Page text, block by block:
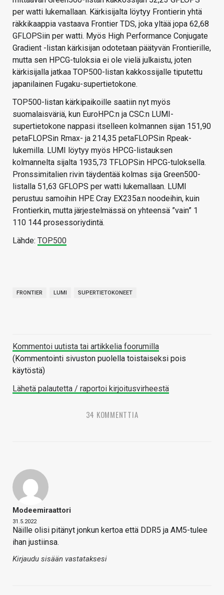
per watti lukemallaan. Kärkisijalta löytyy Frontierin yhtä
räkkikaappia vastaava Frontier TDS, joka yltää jopa 62,68
GFLOPSiin per watti. Myös High Performance Conjugate
Gradient -listan kärkisijan odotetaan päätyvän Frontierille,
mutta sen HPCG-tuloksia ei ole vielä julkaistu, joten
kärkisijalla jatkaa TOP500-listan kakkossijalle tiputettu
japanilainen Fugaku-supertietokone.
TOP500-listan kärkipaikoille saatiin nyt myös
suomalaisväriä, kun EuroHPC:n ja CSC:n LUMI-
supertietokone nappasi itselleen kolmannen sijan 151,90
petaFLOPSin Rmax- ja 214,35 petaFLOPSin Rpeak-
lukemilla. LUMI löytyy myös HPCG-listauksen
kolmannelta sijalta 1935,73 TFLOPSin HPCG-tuloksella.
Pronssimitalien rivin täydentää kolmas sija Green500-
listalla 51,63 GFLOPS per watti lukemallaan. LUMI
perustuu samoihin HPE Cray EX235a:n noodeihin, kuin
Frontierkin, mutta järjestelmässä on yhteensä ”vain” 1
110 144 prosessoriydintä.
Lähde: TOP500
FRONTIER LUMI SUPERTIETOKONEET
Kommentoi uutista tai artikkelia foorumilla
(Kommentointi sivuston puolella toistaiseksi pois
käytöstä)
Lähetä palautetta / raportoi kirjoitusvirheestä
34 KOMMENTTIA
Modeemiraattori
31.5.2022
Näille olisi pitänyt jonkun kertoa että DDR5 ja AM5-tulee
ihan justiinsa.
Kirjaudu sisään vastataksesi